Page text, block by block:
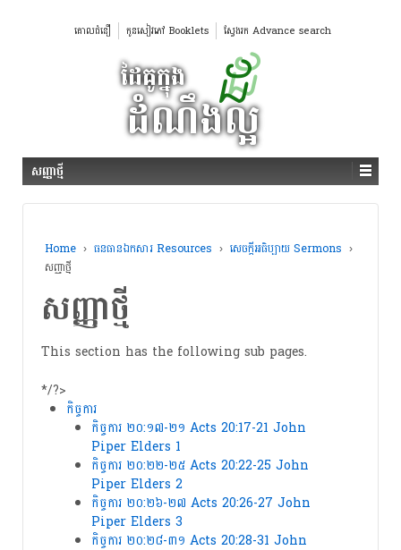
គោលជំនឿ កូនសៀវភៅ Booklets ស្វែងរក Advance search
សញ្ញាថ្មី
Home › ធនធានឯកសារ Resources › សេចក្ដីអធិប្បាយ Sermons ›
សញ្ញាថ្មី
សញ្ញាថ្មី
This section has the following sub pages.
*/?>
កិច្ចការ
កិច្ចការ ២០:១៧-២១ Acts 20:17-21 John
Piper Elders 1
កិច្ចការ ២០:២២-២៥ Acts 20:22-25 John
Piper Elders 2
កិច្ចការ ២០:២៦-២៧ Acts 20:26-27 John
Piper Elders 3
កិច្ចការ ២០:២៨-៣១ Acts 20:28-31 John